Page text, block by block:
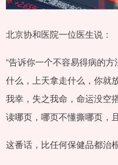
北京协和医院一位医生说：
“告诉你一个不容易得病的
什么，上天拿走什么，你就
我幸，失之我命，命运没空
读哪页，哪页不懂撕哪页，
这番话，比任何保健品都治根